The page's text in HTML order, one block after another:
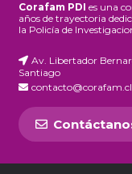
Corafam PDI es una
años de trayectoria
la Policía de
Av. Libertador
Santiago
contacto@corafam.cl